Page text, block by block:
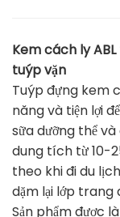
Kem cách ly
tuýp vặn
Tuýp đựng kem
năng và tiện lợi
sữa dưỡng thể
dung tích từ 10-
theo khi đi du
dặm lại lớp trang
Sản phẩm được